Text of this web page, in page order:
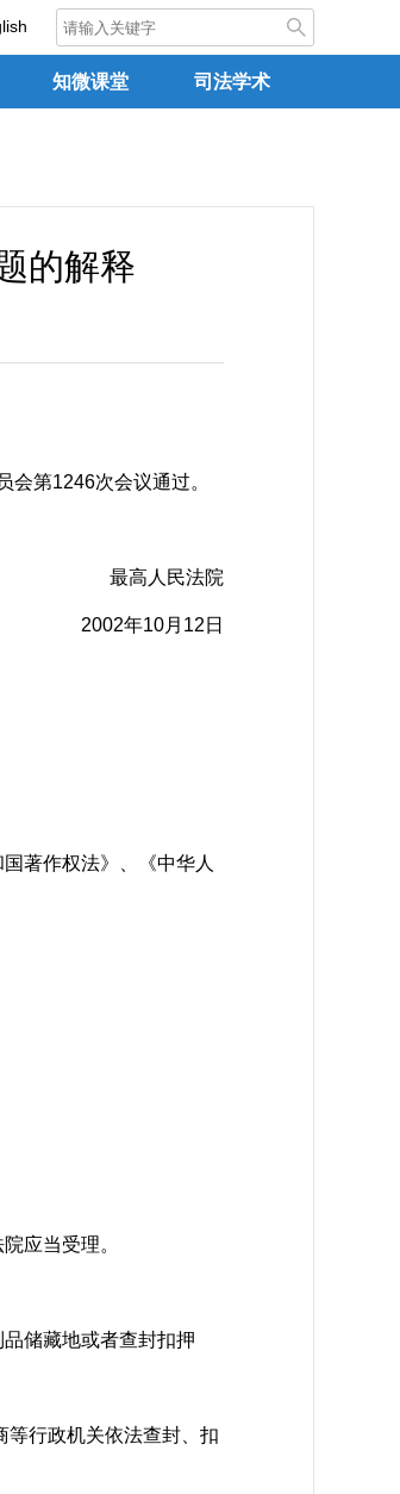
知微课堂 司法学术
的解释
第1246次会议通过。
最高人民法院
2002年10月12日
著作权法》、《中华人
应当受理。
储藏地或者查封扣押
行政机关依法查封、扣